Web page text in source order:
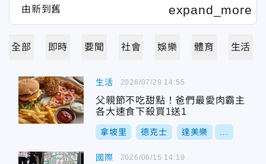
全部 即時 要聞 社會 娛樂 體育 生活
生活
父親節不吃甜點！爸們最愛肉霸主
各大速食下殺買1送1
拿坡里 德克士 達美樂
2026/07/29 14:55
國際 2026/06/15 14:10